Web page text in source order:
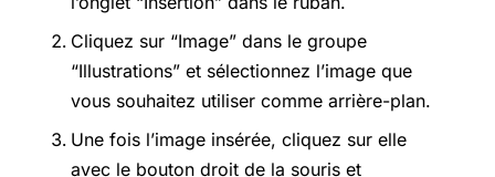
Cliquez sur “Image” dans le groupe
“Illustrations” et sélectionnez l’image que
vous souhaitez utiliser comme arrière-plan.
Une fois l’image insérée, cliquez sur elle
avec le bouton droit de la souris et